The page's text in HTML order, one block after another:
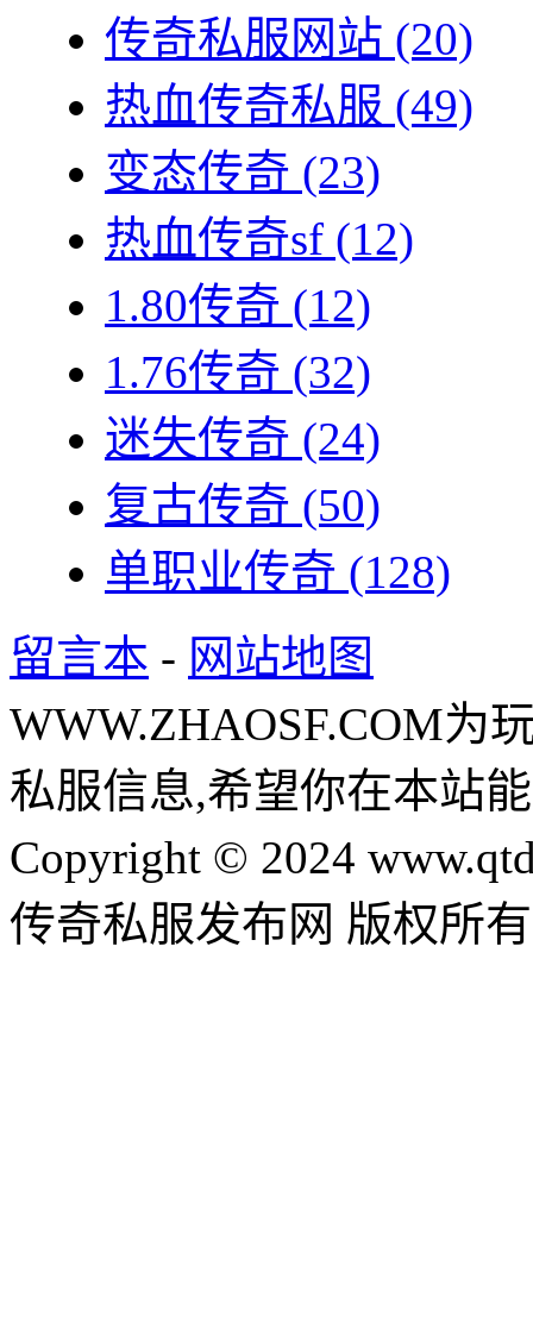
传奇私服网站 (20)
热血传奇私服 (49)
变态传奇 (23)
热血传奇sf (12)
1.80传奇 (12)
1.76传奇 (32)
迷失传奇 (24)
复古传奇 (50)
单职业传奇 (128)
留言本 - 网站地图
WWW.ZHAOSF.COM为
私服信息,希望你在本站
Copyright © 2024
传奇私服发布网 版权所有